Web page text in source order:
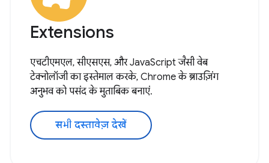
Extensions
एचटीएमएल, सीएसएस, और JavaScript जैसी वेब
टेक्नोलॉजी का इस्तेमाल करके, Chrome के ब्राउज़िंग
अनुभव को पसंद के मुताबिक बनाएं.
सभी दस्तावेज़ देखें